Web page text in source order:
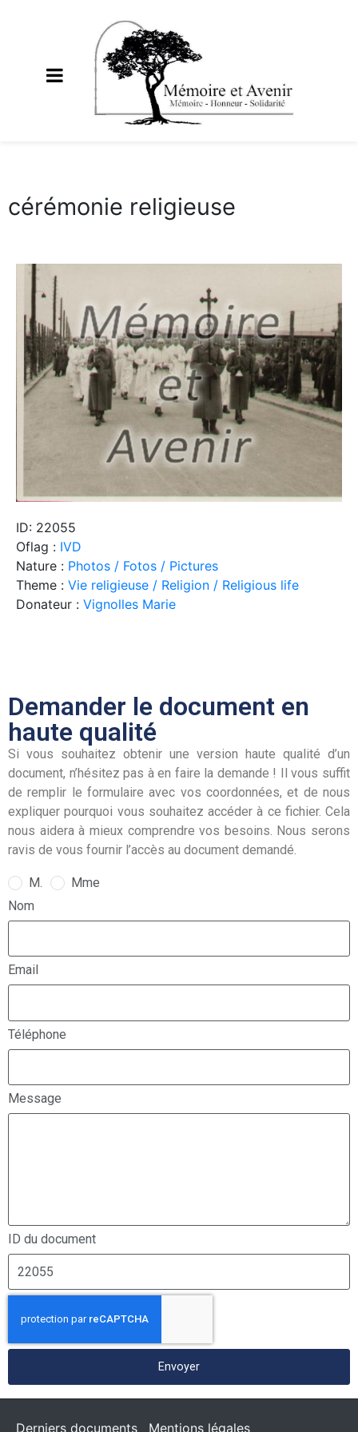
cérémonie religieuse
ID: 22055
Oflag : IVD
Nature : Photos / Fotos / Pictures
Theme : Vie religieuse / Religion / Religious life
Donateur : Vignolles Marie
Demander le document en
haute qualité
Si vous souhaitez obtenir une version haute qualité d’un
document, n’hésitez pas à en faire la demande ! Il vous suffit
de remplir le formulaire avec vos coordonnées, et de nous
expliquer pourquoi vous souhaitez accéder à ce fichier. Cela
nous aidera à mieux comprendre vos besoins. Nous serons
ravis de vous fournir l’accès au document demandé.
M.
Mme
Nom
Email
Téléphone
Message
ID du document
Envoyer
Derniers documents Mentions légales